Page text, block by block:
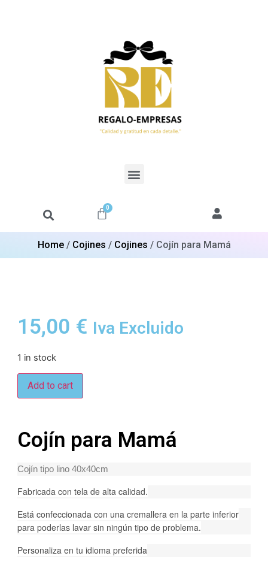
0
Home/ Cojines / Cojines / Cojín para Mamá
15,00 € Iva Excluido
1 in stock
Add to cart
Cojín para Mamá
Cojín tipo lino 40x40cm
Fabricada con tela de alta calidad.
Está confeccionada con una cremallera en la parte inferior
para poderlas lavar sin ningún tipo de problema.
Personaliza en tu idioma preferida